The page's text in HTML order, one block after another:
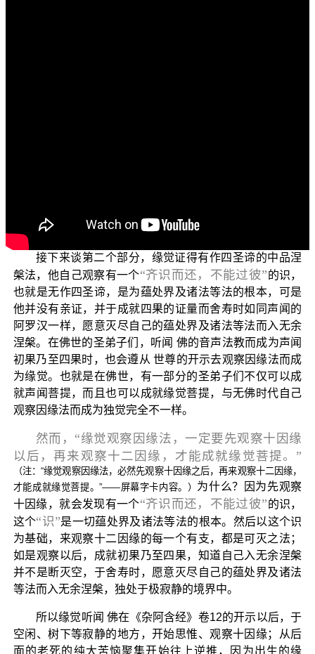
仅证得有作四圣谛的下品涅槃法。
接下来谈第二个部分，缘觉证得有作四圣谛的中品涅
槃法，他自己观察有一个“齐识而还，不能过彼”的识，
也就是无作四圣谛，是为蕴处界及诸法等法的根本，可是
他并没有亲证，并于成就四果的证量而舍寿时如同声闻的
阿罗汉一样，愿意灭尽自己的蕴处界及诸法等法而入无余
涅槃。在佛世的圣弟子们，听闻 佛的音声法教而成为声闻
初果乃至四果时，也会遵从 世尊的开示去观察因缘法而成
为缘觉。也就是在佛世，有一部分的圣弟子们不仅可以成
就声闻菩提，而且也可以成就缘觉菩提，与无佛时代自己
观察因缘法而成为独觉完全不一样。
然而，“缘觉观察因缘法，一定要先观察十因缘
以后，再来观察十二因缘，才能成就缘觉菩提。”
（注：“缘觉观察因缘法，必然先观察十因缘之后，再来观察十二因缘，
才能成就缘觉菩提。”——屏幕字卡内容。） 为什么？因为先观察
十因缘，就会发现有一个“齐识而还，不能过彼”的识，
这个“识”是一切蕴处界及诸法等法的根本。然后以这个识
为基础，来观察十二因缘的每一个有支，都是可灭之法；
如是观察以后，成就初果乃至四果，知道自己入无余涅槃
并不是断灭空，于舍寿时，愿意灭尽自己的蕴处界及诸法
等法而入无余涅槃，独处于极寂静的境界中。
所以缘觉听闻 佛在《杂阿含经》卷12的开示以后，于
空闲、树下等寂静的地方，开始思惟、观察十因缘；从后
面的老死的纯大苦恼聚集开始往上逆推，因为出生的缘